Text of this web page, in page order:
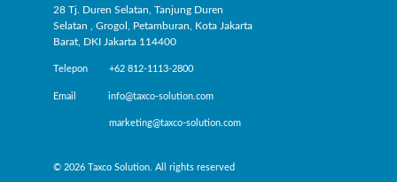
28 Tj. Duren Selatan, Tanjung Duren
Selatan , Grogol, Petamburan, Kota Jakarta
Barat, DKI Jakarta 114400
Telepon +62 812-1113-2800
Email info@taxco-solution.com
marketing@taxco-solution.com
© 2026 Taxco Solution. All rights reserved